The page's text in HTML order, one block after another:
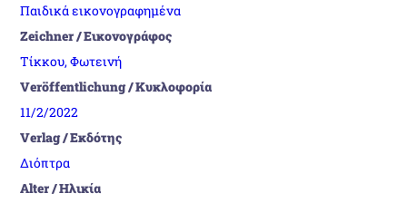
Παιδικά εικονογραφημένα
Zeichner / Εικονογράφος
Τίκκου, Φωτεινή
Veröffentlichung / Κυκλοφορία
11/2/2022
Verlag / Εκδότης
Διόπτρα
Alter / Ηλικία